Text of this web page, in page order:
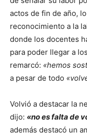
actos de fin de año,
reconocimiento a la
donde los docentes
para poder llegar a
remarcó: «hemos
a pesar de todo
Volvió a destacar la
dijo: «no es falta de
además destacó un